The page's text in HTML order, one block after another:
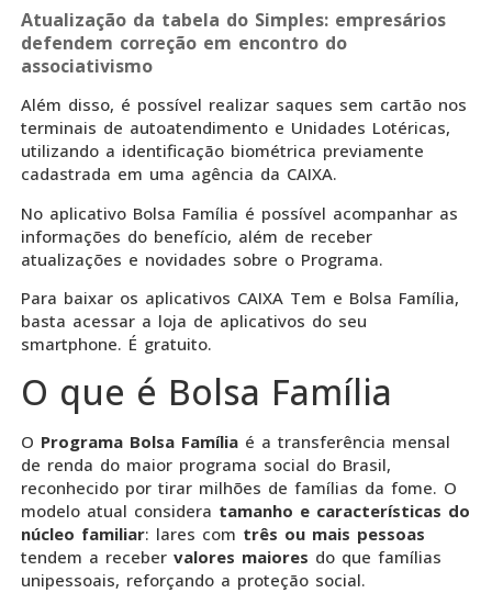
Atualização da tabela do Simples: empresários
defendem correção em encontro do
associativismo
Além disso, é possível realizar saques sem cartão nos
terminais de autoatendimento e Unidades Lotéricas,
utilizando a identificação biométrica previamente
cadastrada em uma agência da CAIXA.
No aplicativo Bolsa Família é possível acompanhar as
informações do benefício, além de receber
atualizações e novidades sobre o Programa.
Para baixar os aplicativos CAIXA Tem e Bolsa Família,
basta acessar a loja de aplicativos do seu
smartphone. É gratuito.
O que é Bolsa Família
O Programa Bolsa Família é a transferência mensal
de renda do maior programa social do Brasil,
reconhecido por tirar milhões de famílias da fome. O
modelo atual considera tamanho e características do
núcleo familiar: lares com três ou mais pessoas
tendem a receber valores maiores do que famílias
unipessoais, reforçando a proteção social.